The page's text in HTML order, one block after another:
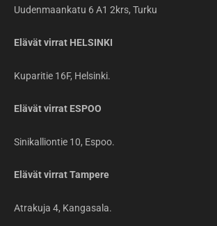
Uudenmaankatu 6 A1 2krs, Turku
Elävät virrat HELSINKI
Kuparitie 16F, Helsinki.
Elävät virrat ESPOO
Sinikalliontie 10, Espoo.
Elävät virrat Tampere
Atrakuja 4, Kangasala.